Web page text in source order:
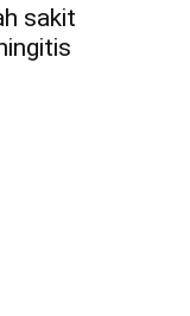
sakit